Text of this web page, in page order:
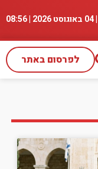
|
08:56
לפרסום באתר